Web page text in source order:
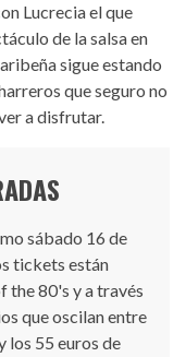
Lucrecia el que
de la salsa en
sigue estando
que seguro no
a disfrutar.
sábado 16 de
tickets están
the 80's y a través
que oscilan entre
los 55 euros de